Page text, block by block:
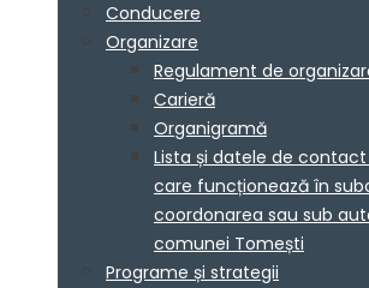
Conducere
Organizare
Regulament de
Carieră
Organigramă
Lista și datele de
care funcționează în
coordonarea sau sub
comunei Tomești
Programe și strategii